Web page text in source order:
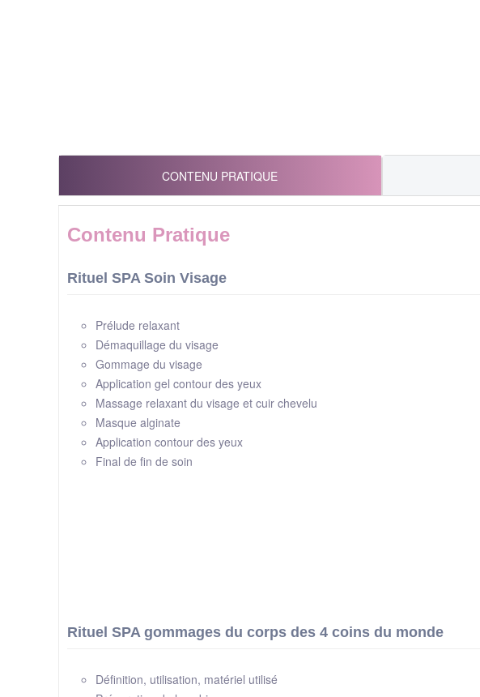
CONTENU PRATIQUE
Contenu Pratique
Rituel SPA Soin Visage
Prélude relaxant
Démaquillage du visage
Gommage du visage
Application gel contour des yeux
Massage relaxant du visage et cuir chevelu
Masque alginate
Application contour des yeux
Final de fin de soin
Rituel SPA gommages du corps des 4 coins du monde
Définition, utilisation, matériel utilisé